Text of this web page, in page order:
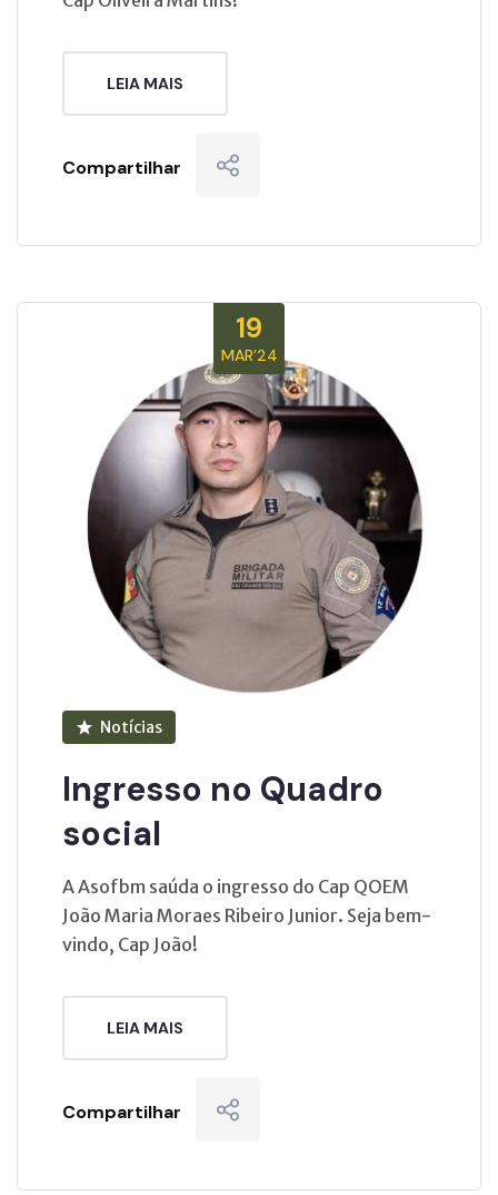
LEIA MAIS
Compartilhar
19
MAR’24
Notícias
Ingresso no Quadro
social
A Asofbm saúda o ingresso do Cap QOEM
João Maria Moraes Ribeiro Junior. Seja bem-
vindo, Cap João!
LEIA MAIS
Compartilhar